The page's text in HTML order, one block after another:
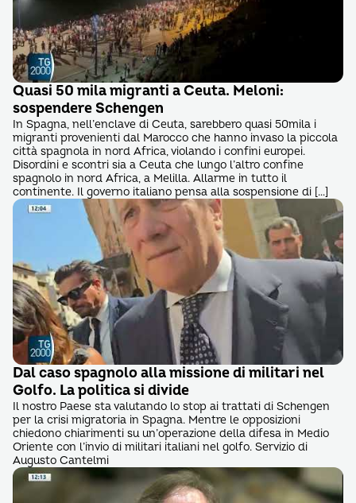
Quasi 50 mila migranti a Ceuta. Meloni:
sospendere Schengen
In Spagna, nell’enclave di Ceuta, sarebbero quasi 50mila i
migranti provenienti dal Marocco che hanno invaso la piccola
città spagnola in nord Africa, violando i confini europei.
Disordini e scontri sia a Ceuta che lungo l’altro confine
spagnolo in nord Africa, a Melilla. Allarme in tutto il
continente. Il governo italiano pensa alla sospensione di […]
Dal caso spagnolo alla missione di militari nel
Golfo. La politica si divide
Il nostro Paese sta valutando lo stop ai trattati di Schengen
per la crisi migratoria in Spagna. Mentre le opposizioni
chiedono chiarimenti su un’operazione della difesa in Medio
Oriente con l’invio di militari italiani nel golfo. Servizio di
Augusto Cantelmi